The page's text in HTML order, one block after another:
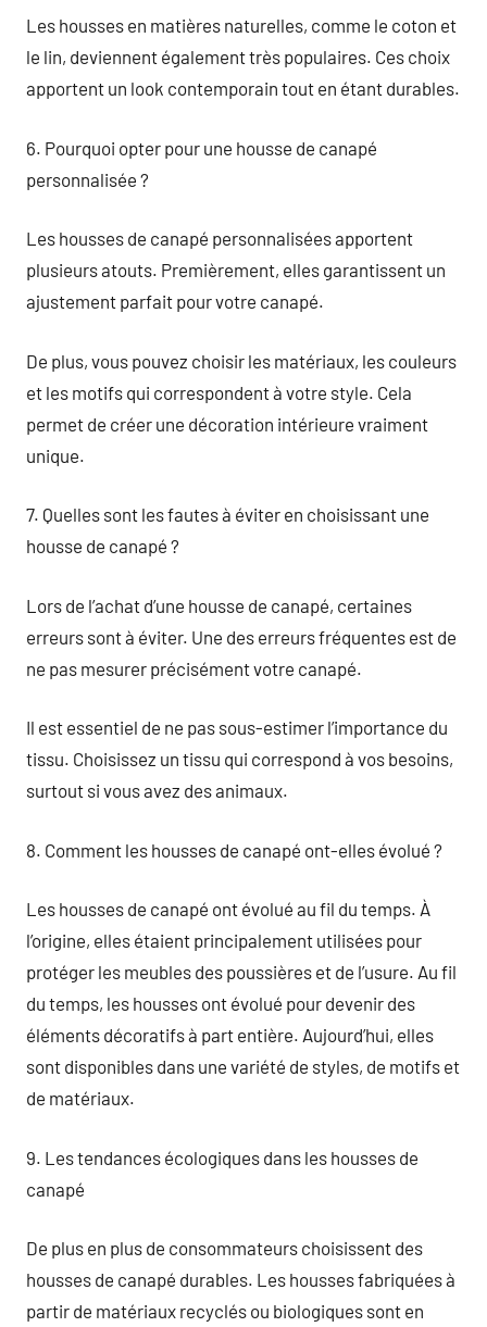
Les housses en matières naturelles, comme le coton et
le lin, deviennent également très populaires. Ces choix
apportent un look contemporain tout en étant durables.
6. Pourquoi opter pour une housse de canapé
personnalisée ?
Les housses de canapé personnalisées apportent
plusieurs atouts. Premièrement, elles garantissent un
ajustement parfait pour votre canapé.
De plus, vous pouvez choisir les matériaux, les couleurs
et les motifs qui correspondent à votre style. Cela
permet de créer une décoration intérieure vraiment
unique.
7. Quelles sont les fautes à éviter en choisissant une
housse de canapé ?
Lors de l’achat d’une housse de canapé, certaines
erreurs sont à éviter. Une des erreurs fréquentes est de
ne pas mesurer précisément votre canapé.
Il est essentiel de ne pas sous-estimer l’importance du
tissu. Choisissez un tissu qui correspond à vos besoins,
surtout si vous avez des animaux.
8. Comment les housses de canapé ont-elles évolué ?
Les housses de canapé ont évolué au fil du temps. À
l’origine, elles étaient principalement utilisées pour
protéger les meubles des poussières et de l’usure. Au fil
du temps, les housses ont évolué pour devenir des
éléments décoratifs à part entière. Aujourd’hui, elles
sont disponibles dans une variété de styles, de motifs et
de matériaux.
9. Les tendances écologiques dans les housses de
canapé
De plus en plus de consommateurs choisissent des
housses de canapé durables. Les housses fabriquées à
partir de matériaux recyclés ou biologiques sont en